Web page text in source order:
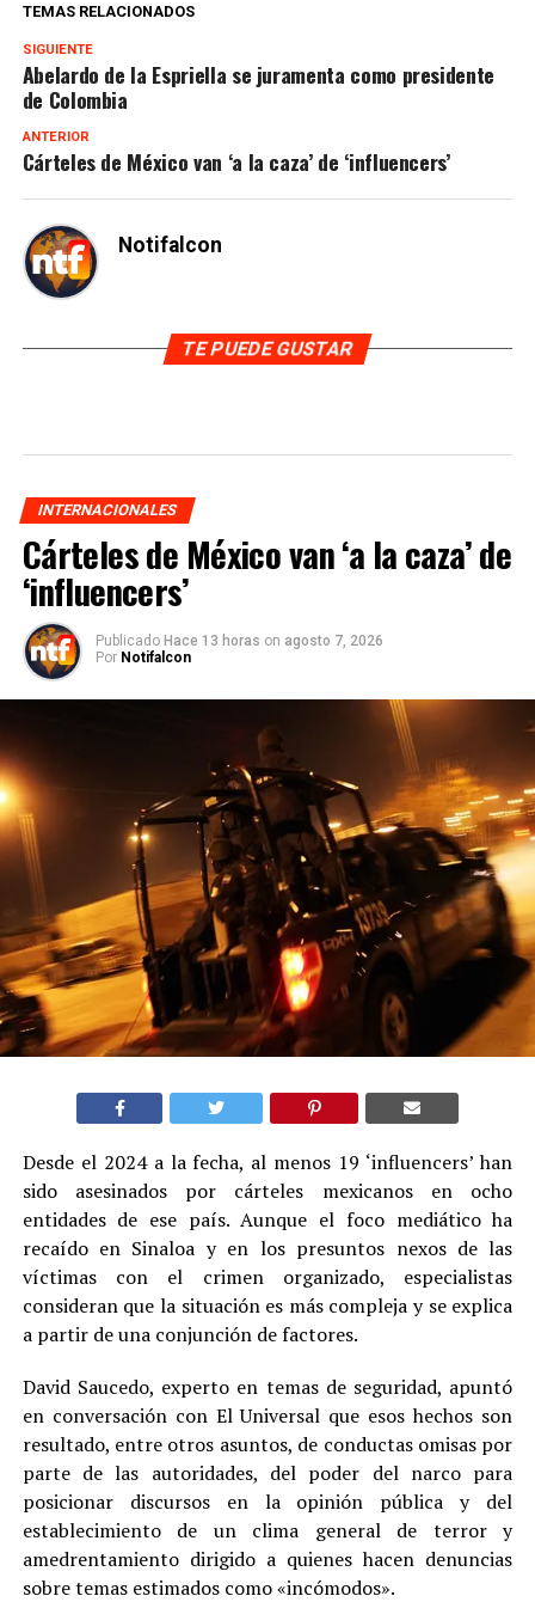
TEMAS RELACIONADOS
SIGUIENTE
Abelardo de la Espriella se juramenta como presidente
de Colombia
ANTERIOR
Cárteles de México van ‘a la caza’ de ‘influencers’
Notifalcon
TE PUEDE GUSTAR
INTERNACIONALES
Cárteles de México van ‘a la caza’ de
‘influencers’
Publicado Hace 13 horas on agosto 7, 2026
Por Notifalcon
Desde el 2024 a la fecha, al menos 19 ‘influencers’ han
sido asesinados por cárteles mexicanos en ocho
entidades de ese país. Aunque el foco mediático ha
recaído en Sinaloa y en los presuntos nexos de las
víctimas con el crimen organizado, especialistas
consideran que la situación es más compleja y se explica
a partir de una conjunción de factores.
David Saucedo, experto en temas de seguridad, apuntó
en conversación con El Universal que esos hechos son
resultado, entre otros asuntos, de conductas omisas por
parte de las autoridades, del poder del narco para
posicionar discursos en la opinión pública y del
establecimiento de un clima general de terror y
amedrentamiento dirigido a quienes hacen denuncias
sobre temas estimados como «incómodos».